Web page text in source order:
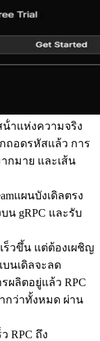
น้ําแห่งความจริง
กถอดรหัสแล้ว การ
กมาย และเส้น
แผนบังเดิลตรง
น gRPC และรับ
ร็วขึ้น แต่ต้องเผชิญ
นเดิลจะลด
ผลิตอยู่แล้ว RPC
ากว่าทั้งหมด ผ่าน
RPC ถึง